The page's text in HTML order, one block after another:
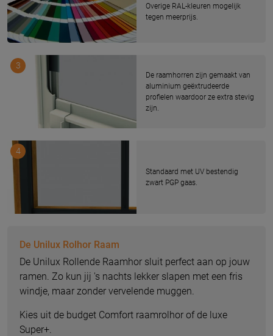
Overige RAL-kleuren mogelijk
tegen meerprijs.
De raamhorren zijn gemaakt van
aluminium geëxtrudeerde
profielen waardoor ze extra stevig
zijn.
3
Standaard met UV bestendig
zwart PGP gaas.
4
De Unilux Rolhor Raam
De Unilux Rollende Raamhor sluit perfect aan op jouw
ramen. Zo kun jij 's nachts lekker slapen met een fris
windje, maar zonder vervelende muggen.
Kies uit de budget Comfort raamrolhor of de luxe
Super+.